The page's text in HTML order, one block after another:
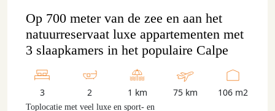
Op 700 meter van de zee en aan het
natuurreservaat luxe appartementen met
3 slaapkamers in het populaire Calpe
3 2 1 km 75 km 106 m2
Toplocatie met veel luxe en sport- en